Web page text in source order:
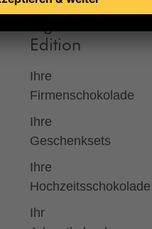
Edition
Ihre
Firmenschokolade
Ihre
Geschenksets
Ihre
Hochzeitsschokolade
Ihr